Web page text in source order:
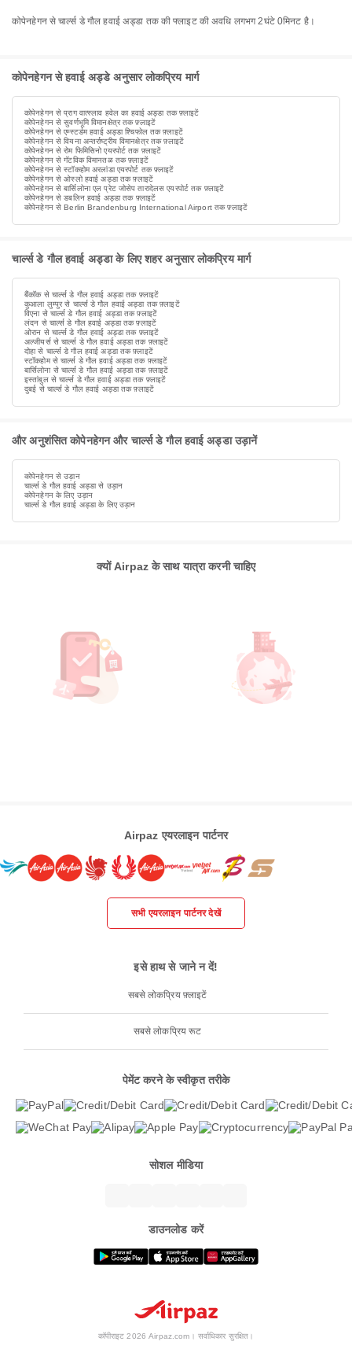
कोपेनहेगन से चार्ल्स डे गौल हवाई अड्डा तक की फ्लाइट की अवधि लगभग 2घंटे 0मिनट है।
कोपेनहेगन से हवाई अड्डे अनुसार लोकप्रिय मार्ग
कोपेनहेगन से प्राग वात्स्लाव हवेल का हवाई अड्डा तक फ़्लाइटें
कोपेनहेगन से सुवर्णभूमि विमानक्षेत्र तक फ़्लाइटें
कोपेनहेगन से एम्स्टर्डम हवाई अड्डा श्चिफोल तक फ़्लाइटें
कोपेनहेगन से वियना अन्तर्राष्ट्रीय विमानक्षेत्र तक फ़्लाइटें
कोपेनहेगन से रोम फिमिसिनो एयरपोर्ट तक फ़्लाइटें
कोपेनहेगन से गॅटविक विमानतळ तक फ़्लाइटें
कोपेनहेगन से स्टॉकहोम अरलांडा एयरपोर्ट तक फ़्लाइटें
कोपेनहेगन से ओस्लो हवाई अड्डा तक फ़्लाइटें
कोपेनहेगन से बार्सिलोना एल प्रेट जोसेप तारादेलस एयरपोर्ट तक फ़्लाइटें
कोपेनहेगन से डबलिन हवाई अड्डा तक फ़्लाइटें
कोपेनहेगन से Berlin Brandenburg International Airport तक फ़्लाइटें
चार्ल्स डे गौल हवाई अड्डा के लिए शहर अनुसार लोकप्रिय मार्ग
बैंकॉक से चार्ल्स डे गौल हवाई अड्डा तक फ़्लाइटें
कुआला लुम्पुर से चार्ल्स डे गौल हवाई अड्डा तक फ़्लाइटें
विएना से चार्ल्स डे गौल हवाई अड्डा तक फ़्लाइटें
लंदन से चार्ल्स डे गौल हवाई अड्डा तक फ़्लाइटें
ओरान से चार्ल्स डे गौल हवाई अड्डा तक फ़्लाइटें
अल्जीयर्स से चार्ल्स डे गौल हवाई अड्डा तक फ़्लाइटें
दोहा से चार्ल्स डे गौल हवाई अड्डा तक फ़्लाइटें
स्टॉकहोम से चार्ल्स डे गौल हवाई अड्डा तक फ़्लाइटें
बार्सिलोना से चार्ल्स डे गौल हवाई अड्डा तक फ़्लाइटें
इस्तांबुल से चार्ल्स डे गौल हवाई अड्डा तक फ़्लाइटें
दुबई से चार्ल्स डे गौल हवाई अड्डा तक फ़्लाइटें
और अनुशंसित कोपेनहेगन और चार्ल्स डे गौल हवाई अड्डा उड़ानें
कोपेनहेगन से उड़ान
चार्ल्स डे गौल हवाई अड्डा से उड़ान
कोपेनहेगन के लिए उड़ान
चार्ल्स डे गौल हवाई अड्डा के लिए उड़ान
क्यों Airpaz के साथ यात्रा करनी चाहिए
Airpaz एयरलाइन पार्टनर
सभी एयरलाइन पार्टनर देखें
इसे हाथ से जाने न दें!
सबसे लोकप्रिय फ़्लाइटें
सबसे लोकप्रिय रूट
पेमेंट करने के स्वीकृत तरीके
सोशल मीडिया
डाउनलोड करें
कॉपीराइट 2026 Airpaz.com। सर्वाधिकार सुरक्षित।